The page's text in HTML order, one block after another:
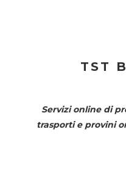
TST
Servizi online di
trasporti e provini